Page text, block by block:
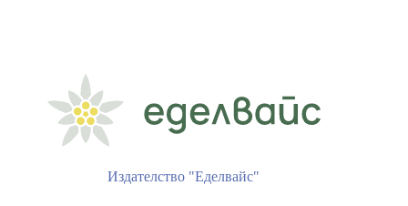
Издателство "Еделвайс"